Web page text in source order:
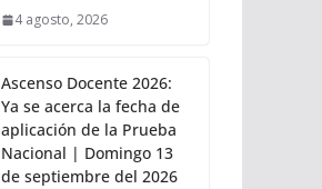
4 agosto, 2026
Ascenso Docente 2026:
Ya se acerca la fecha de
aplicación de la Prueba
Nacional | Domingo 13
de septiembre del 2026